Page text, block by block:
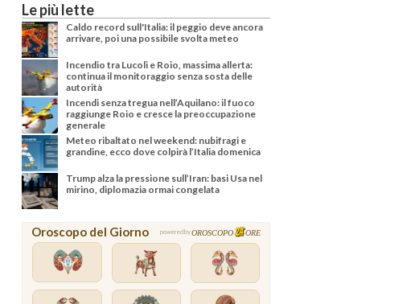
Le più lette
Caldo record sull'Italia: il peggio deve ancora
arrivare, poi una possibile svolta meteo
Incendio tra Lucoli e Roio, massima allerta:
continua il monitoraggio senza sosta delle
autorità
Incendi senza tregua nell’Aquilano: il fuoco
raggiunge Roio e cresce la preoccupazione
generale
Meteo ribaltato nel weekend: nubifragi e
grandine, ecco dove colpirà l’Italia domenica
Trump alza la pressione sull’Iran: basi Usa nel
mirino, diplomazia ormai congelata
Oroscopo del Giorno powered byOROSCOPO ORE